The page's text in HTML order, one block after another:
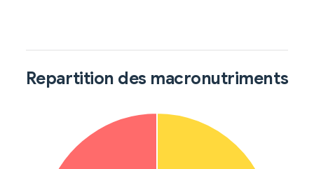
Repartition des macronutriments